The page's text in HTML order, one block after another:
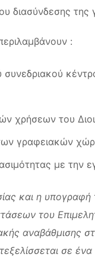
διασύνδεσης
:
συνεδριακού
χρήσεων του
γραφειακών
με
και η
του
σε